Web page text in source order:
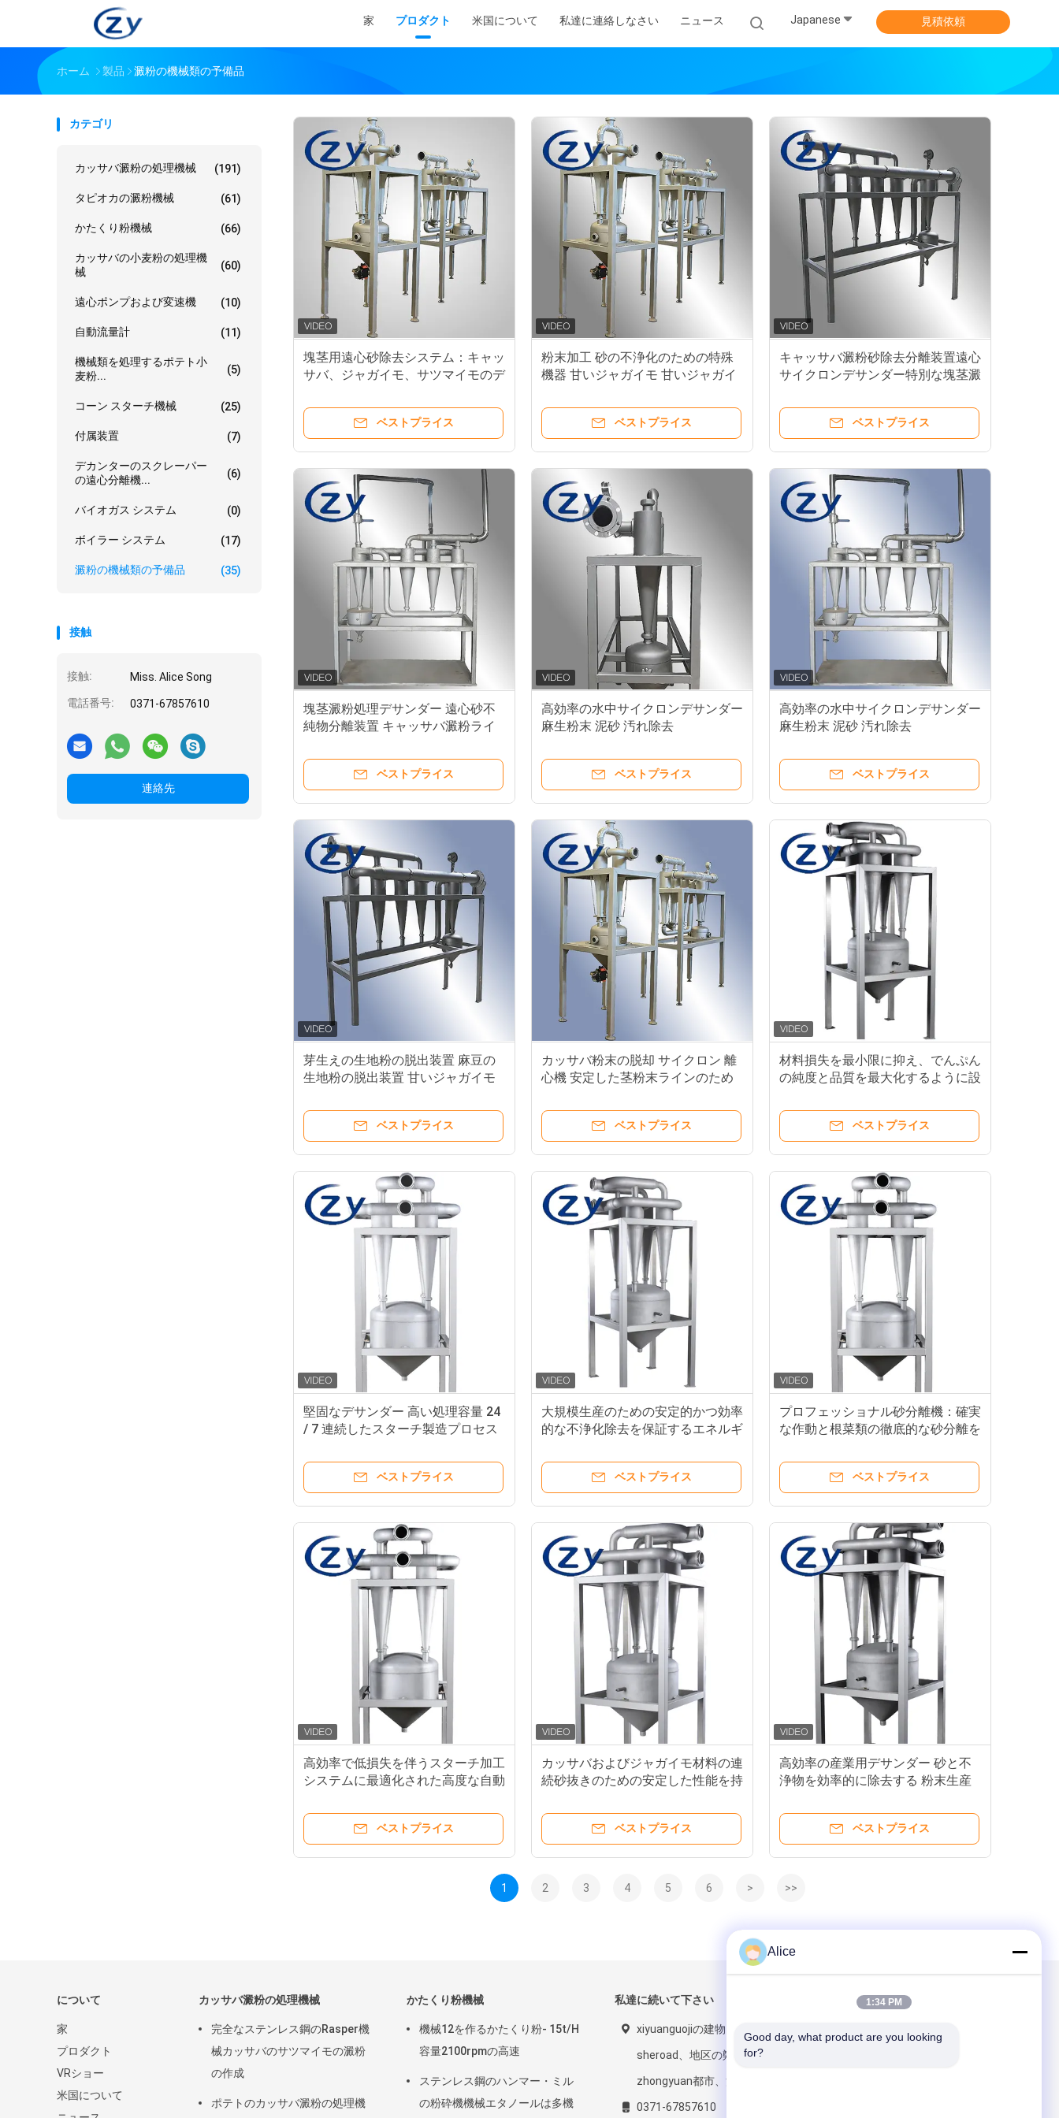
家 プロダクト 米国について 私達に連絡しなさい ニュース Japanese 見積依頼
ホーム 製品 澱粉の機械類の予備品
カテゴリ
カッサバ澱粉の処理機械 (191)
タピオカの澱粉機械 (61)
かたくり粉機械 (66)
カッサバの小麦粉の処理機
械
(60)
遠心ポンプおよび変速機 (10)
自動流量計 (11)
機械類を処理するポテト小
麦粉...
(5)
コーン スターチ機械 (25)
付属装置 (7)
デカンターのスクレーパー
の遠心分離機...
(6)
バイオガス システム (0)
ボイラー システム (17)
澱粉の機械類の予備品 (35)
接触
接触: Miss. Alice Song
電話番号: 0371-67857610
連絡先
塊茎用遠心砂除去システム：キャッ
サバ、ジャガイモ、サツマイモのデ
ューション
ベストプライス
粉末加工 砂の不浄化のための特殊
機器 甘いジャガイモ 甘いジャガイ
ベストプライス
キャッサバ澱粉砂除去分離装置遠心
サイクロンデサンダー特別な塊茎澱
ベストプライス
塊茎澱粉処理デサンダー 遠心砂不
純物分離装置 キャッサバ澱粉ライ
ベストプライス
高効率の水中サイクロンデサンダー
麻生粉末 泥砂 汚れ除去
ベストプライス
高効率の水中サイクロンデサンダー
麻生粉末 泥砂 汚れ除去
ベストプライス
芽生えの生地粉の脱出装置 麻豆の
生地粉の脱出装置 甘いジャガイモ
ベストプライス
カッサバ粉末の脱却 サイクロン 離
心機 安定した茎粉末ラインのため
ベストプライス
材料損失を最小限に抑え、でんぷん
の純度と品質を最大化するように設
ベストプライス
堅固なデサンダー 高い処理容量 24
/ 7 連続したスターチ製造プロセス
ベストプライス
大規模生産のための安定的かつ効率
的な不浄化除去を保証するエネルギ
ベストプライス
プロフェッショナル砂分離機：確実
な作動と根菜類の徹底的な砂分離を
ベストプライス
高効率で低損失を伴うスターチ加工
システムに最適化された高度な自動
ベストプライス
カッサバおよびジャガイモ材料の連
続砂抜きのための安定した性能を持
ベストプライス
高効率の産業用デサンダー 砂と不
浄物を効率的に除去する 粉末生産
ベストプライス
1 2 3 4 5 6 > >>
について
家
プロダクト
VRショー
米国について
カッサバ澱粉の処理機械
完全なステンレス鋼のRasper機
械カッサバのサツマイモの澱粉
の作成
ポテトのカッサバ澱粉の処理機
かたくり粉機械
機械12を作るかたくり粉- 15t/H
容量2100rpmの高速
ステンレス鋼のハンマー・ミル
の粉砕機機械エタノールは多機
私達に続いて下さい
xiyuanguojiの建物、jian
sheroad、地区の鄭州
zhongyuan都市、河南
0371-67857610
メールでお問い合わせ
Alice
1:34 PM
Good day, what product are you looking
for?